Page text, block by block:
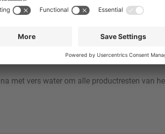
het verwijderen van vet, eiwit en andere
Sibin MT kan worden gebruikt op
met vers water om alle productresten van